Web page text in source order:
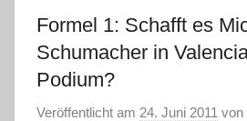
Formel 1: Schafft es
Schumacher in
Podium?
Veröffentlicht am 24. Juni 2011 von